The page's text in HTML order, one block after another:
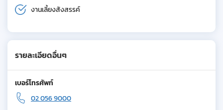
งานเลี้ยงสังสรรค์
รายละเอียดอื่นๆ
เบอร์โทรศัพท์
02 056 9000